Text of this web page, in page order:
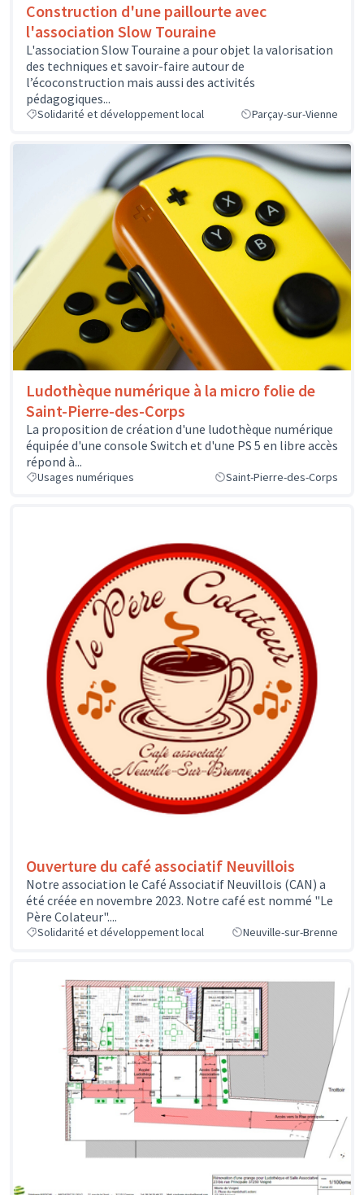
Construction d'une paillourte avec
l'association Slow Touraine
L'association Slow Touraine a pour objet la valorisation
des techniques et savoir-faire autour de
l’écoconstruction mais aussi des activités
pédagogiques...
Solidarité et développement local Parçay-sur-Vienne
Ludothèque numérique à la micro folie de
Saint-Pierre-des-Corps
La proposition de création d'une ludothèque numérique
équipée d'une console Switch et d'une PS 5 en libre accès
répond à...
Usages numériques Saint-Pierre-des-Corps
Ouverture du café associatif Neuvillois
Notre association le Café Associatif Neuvillois (CAN) a
été créée en novembre 2023. Notre café est nommé "Le
Père Colateur"....
Solidarité et développement local Neuville-sur-Brenne